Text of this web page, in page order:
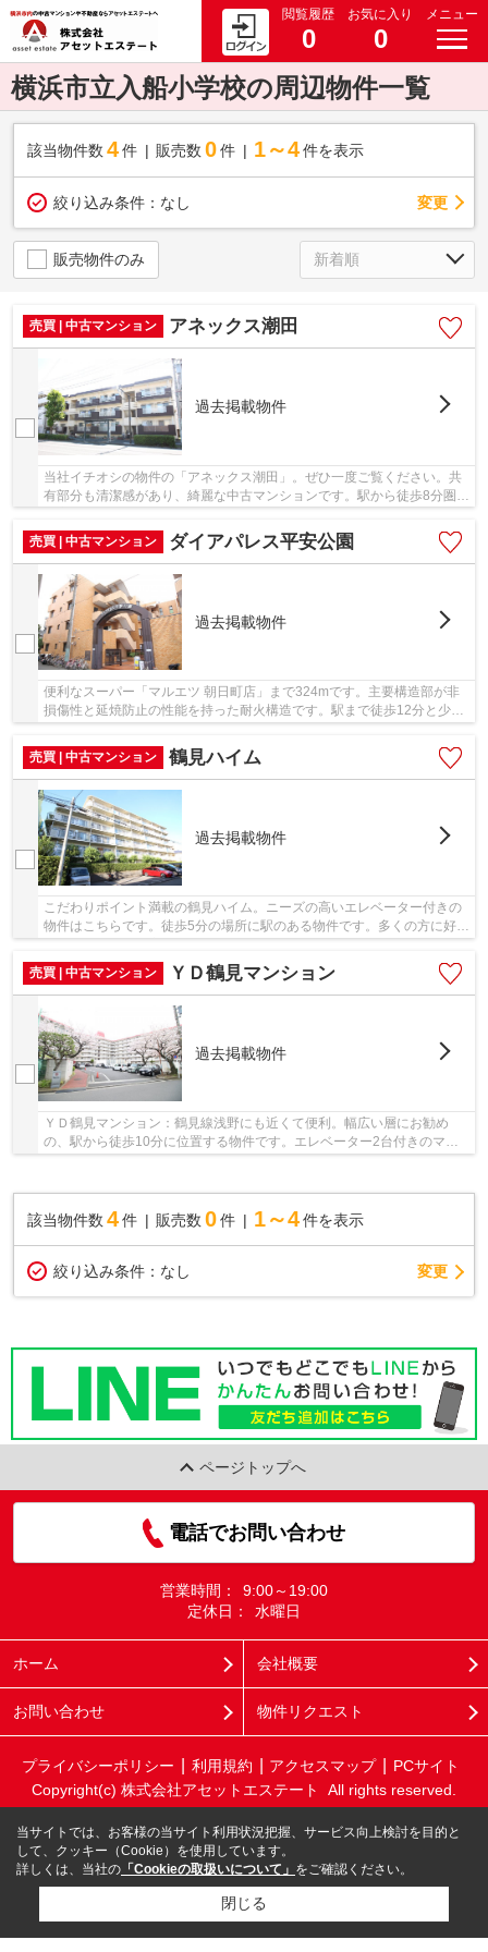
閲覧履歴
0
お気に入り
0
メニュー
横浜市立入船小学校の周辺物件一覧
該当物件数 4件 販売数 0 件 1～4 件を表示
絞り込み条件： なし 変更
販売物件のみ
売買 | 中古マンション アネックス潮田
過去掲載物件
当社イチオシの物件の「アネックス潮田」。ぜひ一度ご覧ください。共
有部分も清潔感があり、綺麗な中古マンションです。駅から徒歩8分圏内
売買 | 中古マンション
ダイアパレス平安公園
過去掲載物件
便利なスーパー「マルエツ 朝日町店」まで324mです。主要構造部が非
損傷性と延焼防止の性能を持った耐火構造です。駅まで徒歩12分と少し
売買 | 中古マンション
鶴見ハイム
過去掲載物件
こだわりポイント満載の鶴見ハイム。ニーズの高いエレベーター付きの
物件はこちらです。徒歩5分の場所に駅のある物件です。多くの方に好評
売買 | 中古マンション
ＹＤ鶴見マンション
過去掲載物件
ＹＤ鶴見マンション：鶴見線浅野にも近くて便利。幅広い層にお勧め
の、駅から徒歩10分に位置する物件です。エレベーター2台付きのマン
該当物件数 4件 販売数 0 件 1～4 件を表示
絞り込み条件： なし 変更
ページトップへ
電話でお問い合わせ
営業時間：
9:00～19:00
定休日：
水曜日
ホーム 会社概要
お問い合わせ 物件リクエスト
プライバシーポリシー 利用規約 アクセスマップ
PCサイト
Copyright(c) 株式会社アセットエステート All rights reserved.
当サイトでは、お客様の当サイト利用状況把握、サービス向上検討を目的と
して、クッキー（Cookie）を使用しています。
詳しくは、当社の 「Cookieの取扱いについて」 をご確認ください。
閉じる